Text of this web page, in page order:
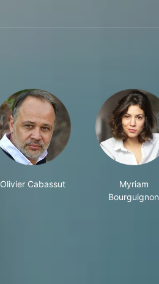
Olivier Cabassut
Myriam
Bourguignon